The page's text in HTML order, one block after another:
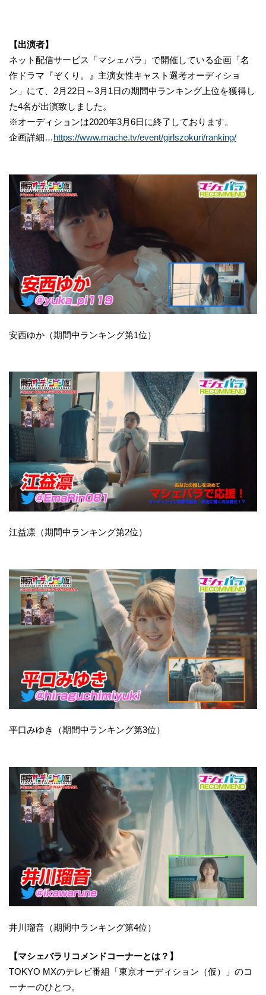
【出演者】
ネット配信サービス「マシェバラ」で開催している企画「名
作ドラマ『ぞくり。』主演女性キャスト選考オーディショ
ン」にて、2月22日～3月1日の期間中ランキング上位を獲得し
た4名が出演致しました。
※オーディションは2020年3月6日に終了しております。
企画詳細…https://www.mache.tv/event/girlszokuri/ranking/
安西ゆか（期間中ランキング第1位）
江益凛（期間中ランキング第2位）
平口みゆき（期間中ランキング第3位）
井川瑠音（期間中ランキング第4位）
【マシェバラリコメンドコーナーとは？】
TOKYO MXのテレビ番組「東京オーディション（仮）」のコ
ーナーのひとつ。